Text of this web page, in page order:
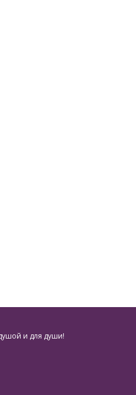
и для души!